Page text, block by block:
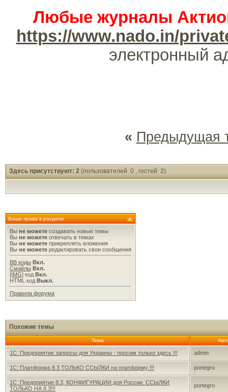
Любые журналы
https://www.nado.in/
электронный
« Предыдущая
Здесь присутствуют: 2 (пользователей: 0 , гостей: 2)
Ваши права в разделе
Вы не можете создавать новые темы
Вы не можете отвечать в темах
Вы не можете прикреплять вложения
Вы не можете редактировать свои сообщения
BB коды Вкл.
Смайлы Вкл.
[IMG] код Вкл.
HTML код Выкл.
Правила форума
Похожие темы
Тема
1С: Предприятие запросы для Украины - просим только здесь !!! admin
1С: Платформа 8.3 ТОЛЬКО ССЫЛКИ на платформу !!! portegro
1С: Предприятие 8.3, КОНФИГУРАЦИИ для России. ССЫЛКИ
ТОЛЬКО НА 8.3!!!
portegro